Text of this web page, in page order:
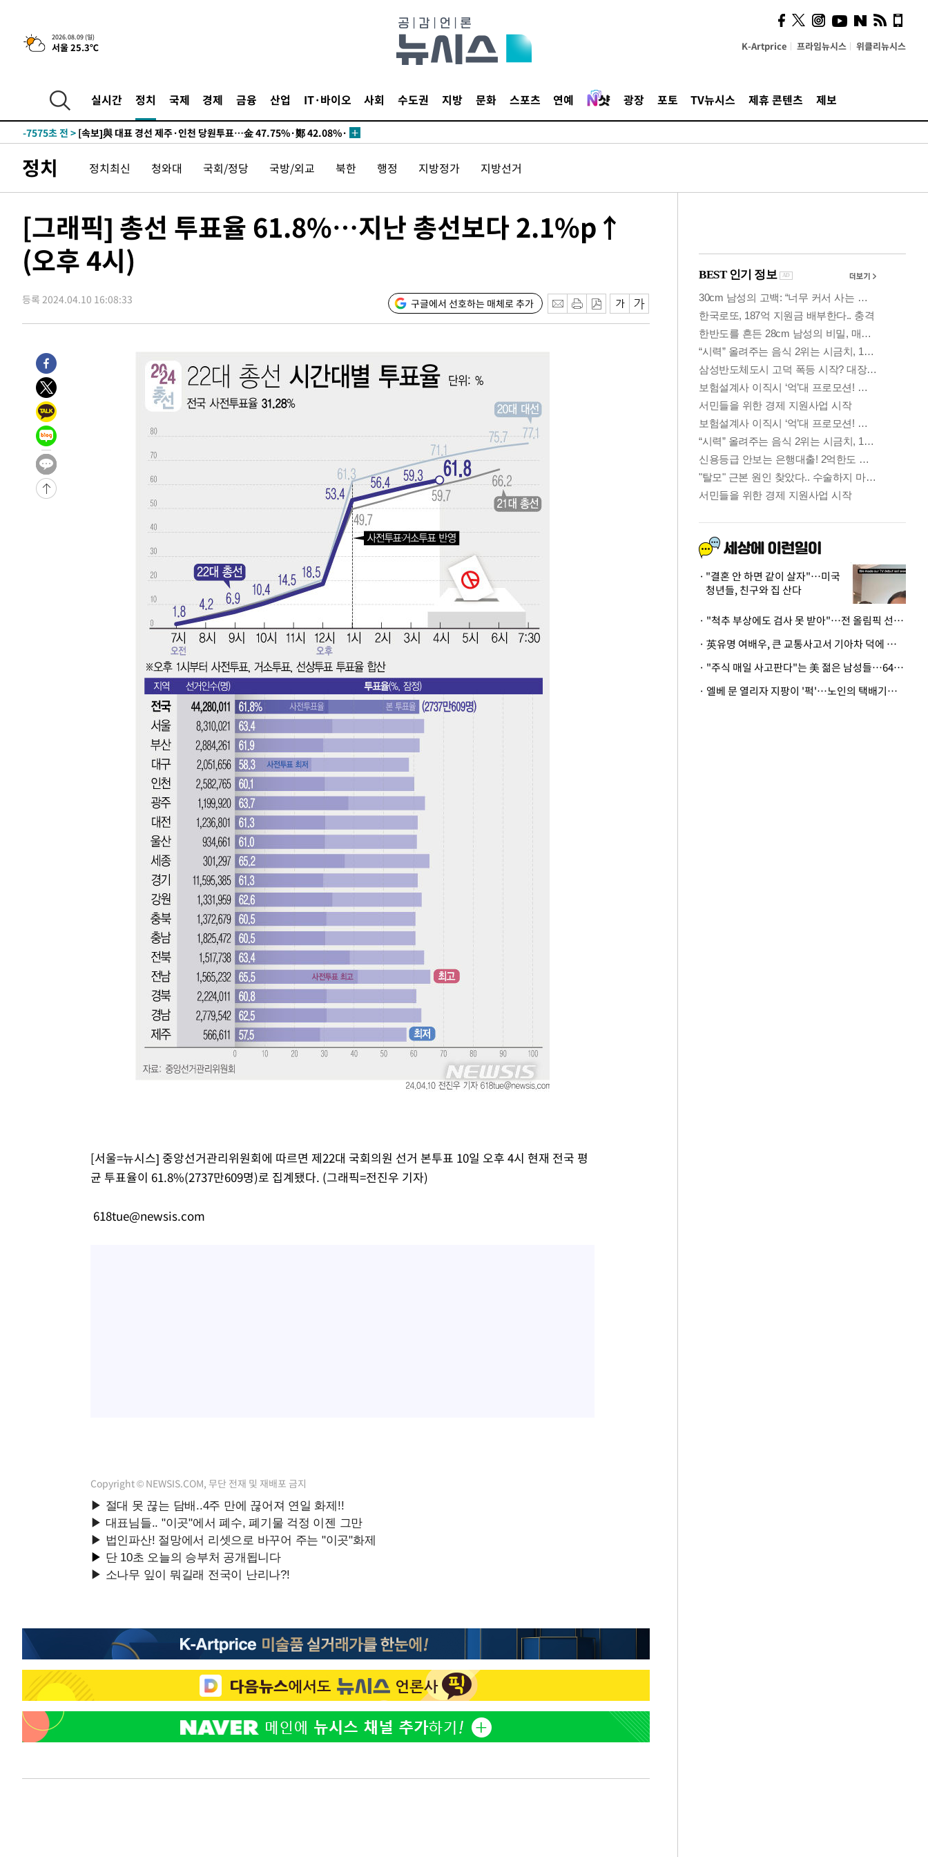
2026.08.09 (일)
서울 25.3℃ K-Artprice 프라임뉴시스 위클리뉴시스
실시간 정치 국제 경제 금융 산업 IT·바이오 사회 수도권 지방 문화 스포츠 연예 광장 포토 TV뉴시스 제휴 콘텐츠 제보
11시간 전 > [속보]뉴욕증시 상승 마감…S&P 0.6% 나스닥 1.3%↑
-8340초 전 >
[속보]與최고위원 제주·인천 순회경선…박선원·최민희·서미화·한
민수·김용 순
-8293초 전 >
래 44.56%
-7575초 전 > [속보]與 대표 경선 제주·인천 당원투표…金 47.75%·鄭 42.08%·
-7044초 전 >
[속보]與 당대표 경선, 제주·인천 권리당원 투표 김민석 승리
-818초 전 >낮 최고 35도 '무더위'…동해안 시간당 30㎜ '강한 비'[내일날씨]
티코 이적"
2분 전 > 수도권 40도 육박 '펄펄'…동해안 일부 지역엔 호의주의보
19분 전 >온열질환 사망자 3명 늘어…누적 환자 3000명 돌파
2시간 전 >강릉에 시간당 81.4㎜ 물폭탄…도로 잠기고 담벼락 붕괴
3시간 전 >선재도서 해루질 나섰다 실종 60대, 닷새 만에 숨진 채 발견
4시간 전 >남자 농구, 나고야 아시안게임서 '홈팀' 일본과 한일전
5시간 전 >
극한폭염 한풀 꺾이지만…'낮 최고 35도' 무더위, 열대야 계속[다음주
날씨]
6시간 전 >
축구협회 "압수수색·성접대 논란 사과…쇄신의 기회로 삼겠다"
6시간 전 >
[속보]'압수수색·성접대 논란' 축구협회 "실망과 걱정 안겨드려 죄송"
10시간 전 >
'최고 37도' 폭염 지속…강원동해안 최대 150㎜ 비
11시간 전 >
-17293초 전 >
이란 "호르무즈 재개방 합의 근접…美 배상 선행돼야"
-8340초 전 >
[속보]與최고위원 제주·인천 순회경선…박선원·최민희·서미화·한
민수·김용 순
-8293초 전 >
[속보]김민석, 與 전대 당원투표 누적 득표율 45.42%로 1위… 정청
[속보]與 대표 경선 제주·인천 당원투표…金 47.75%·鄭 42.08%·
이강인 "아틀레티코 이적 기뻐…등번호 7번 의미보단 팀 위해 뛸 것"
[속보]與 당대표 경선, 제주·인천 권리당원 투표 김민석 승리
낮 최고 35도 '무더위'…동해안 시간당 30㎜ '강한 비'[내일날씨]
[속보]이강인 "감독님이 원하는 마음 느꼈고, 많은 트로피 원해 아틀레
수도권 40도 육박 '펄펄'…동해안 일부 지역엔 호의주의보
온열질환 사망자 3명 늘어…누적 환자 3000명 돌파
강릉에 시간당 81.4㎜ 물폭탄…도로 잠기고 담벼락 붕괴
백운산서 80년근 천종산삼 9뿌리 발견…감정가 1.3억원
선재도서 해루질 나섰다 실종 60대, 닷새 만에 숨진 채 발견
남자 농구, 나고야 아시안게임서 '홈팀' 일본과 한일전
여수 오동도 해상서 모터보트 전복…1명 사망·1명 실종
극한폭염 한풀 꺾이지만…'낮 최고 35도' 무더위, 열대야 계속[다음주
축구협회 "압수수색·성접대 논란 사과…쇄신의 기회로 삼겠다"
[속보]'압수수색·성접대 논란' 축구협회 "실망과 걱정 안겨드려 죄송"
'최고 37도' 폭염 지속…강원동해안 최대 150㎜ 비
[속보]뉴욕증시 상승 마감…S&P 0.6% 나스닥 1.3%↑
정치 정치최신 청와대 국회/정당 국방/외교 북한 행정 지방정가 지방선거
[그래픽] 총선 투표율 61.8%…지난 총선보다 2.1%p↑
(오후 4시)
등록 2024.04.10 16:08:33 구글에서 선호하는 매체로 추가
[서울=뉴시스] 중앙선거관리위원회에 따르면 제22대 국회의원 선거 본투표 10일 오후 4시 현재 전국 평
균 투표율이 61.8%(2737만609명)로 집계됐다. (그래픽=전진우 기자)
618tue@newsis.com
Copyright © NEWSIS.COM, 무단 전재 및 재배포 금지
사이 해답 찾았죠"…알을
깨고 나온 '초자아'
"결혼 안 하면 같이 살자"…미국
청년들, 친구와 집 산다
· "척추 부상에도 검사 못 받아"…전 올림픽 선수, 美봅슬레이협회 상대 소송
· 英유명 여배우, 큰 교통사고서 기아차 덕에 살았다
· "주식 매일 사고판다"는 美 젊은 남성들…64%가 "나는 인생의 패배자“
· 엘베 문 열리자 지팡이 '퍽'…노인의 택배기사 폭행 이유